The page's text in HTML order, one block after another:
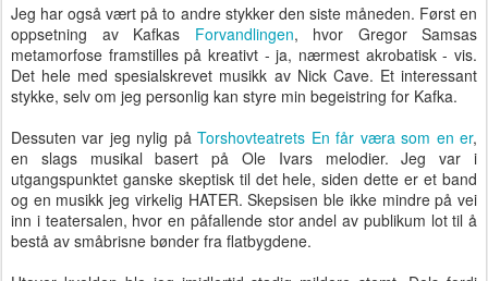
Jeg har også vært på to andre stykker den siste måneden. Først en
oppsetning av Kafkas Forvandlingen, hvor Gregor Samsas
metamorfose framstilles på kreativt - ja, nærmest akrobatisk - vis.
Det hele med spesialskrevet musikk av Nick Cave. Et interessant
stykke, selv om jeg personlig kan styre min begeistring for Kafka.
Dessuten var jeg nylig påTorshovteatrets En får væra som en er,
en slags musikal basert på Ole Ivars melodier. Jeg var i
utgangspunktet ganske skeptisk til det hele, siden dette er et band
og en musikk jeg virkelig HATER. Skepsisen ble ikke mindre på vei
inn i teatersalen, hvor en påfallende stor andel av publikum lot til å
bestå av småbrisne bønder fra flatbygdene.